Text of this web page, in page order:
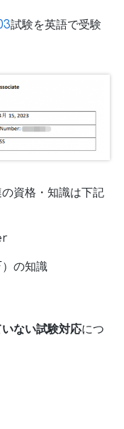
試験を英語で受験
資格・知識は下記
の知識
ない試験対応につ